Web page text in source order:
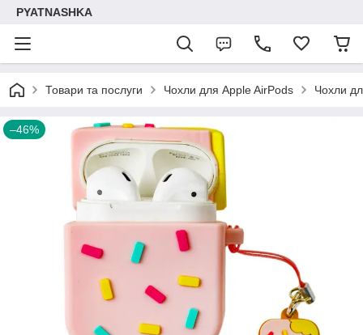
PYATNASHKA
Товари та послуги Чохли для Apple AirPods Чохли
–46%